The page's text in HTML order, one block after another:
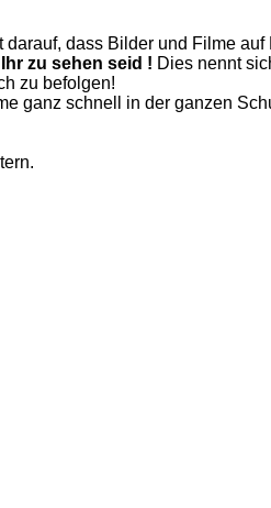
darauf, dass Bilder und Filme
zu sehen seid ! Dies nennt
zu befolgen!
ganz schnell in der ganzen